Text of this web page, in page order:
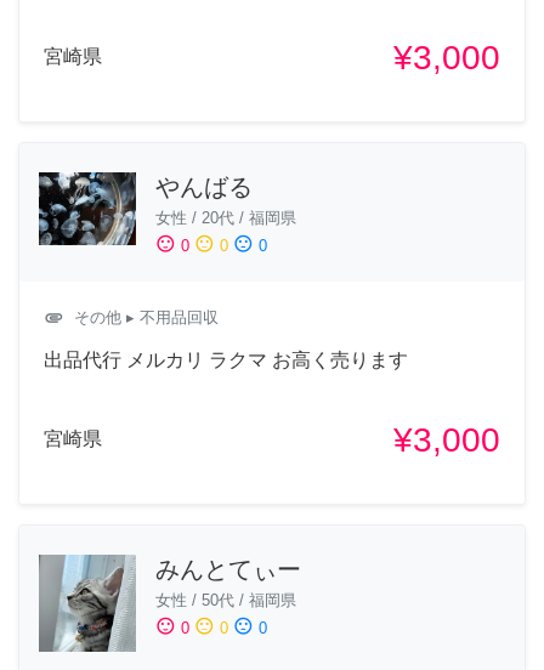
宮崎県 ¥3,000
やんばる
女性 / 20代 / 福岡県
sentiment_satisfied 0 sentiment_neutral 0 sentiment_dissatisfied 0
attachment その他 ▸ 不用品回収
出品代行 メルカリ ラクマ お高く売ります
宮崎県 ¥3,000
みんとてぃー
女性 / 50代 / 福岡県
sentiment_satisfied 0 sentiment_neutral 0 sentiment_dissatisfied 0